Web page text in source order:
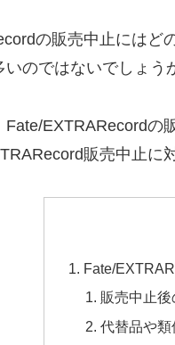
の販売中止にはど
のではないでしょう
Fate/EXTRARecordの
販売中止に
Fate/
販売中止後
代替品や